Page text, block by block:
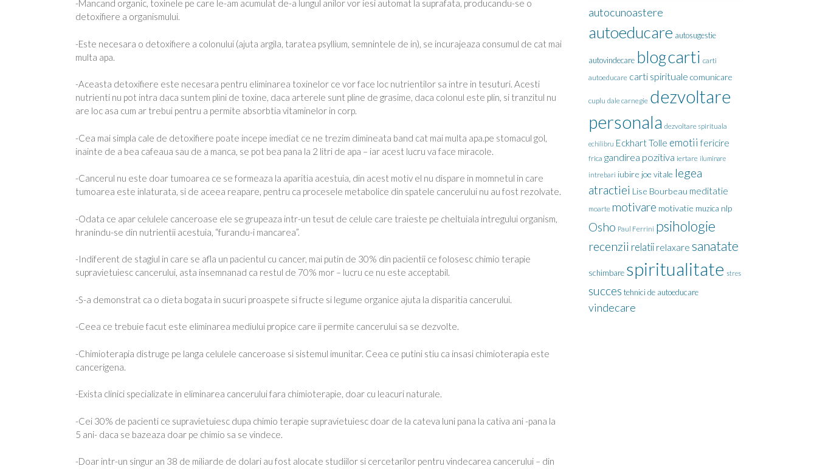
-Mancand organic, toxinele pe care le-am acumulat de-a lungul anilor vor iesi automat la suprafata, producandu-se o
detoxifiere a organismului.
-Este necesara o detoxifiere a colonului (ajuta argila, taratea psyllium, semnintele de in), se incurajeaza consumul de cat mai
multa apa.
-Aceasta detoxifiere este necesara pentru eliminarea toxinelor ce vor face loc nutrientilor sa intre in tesuturi. Acesti
nutrienti nu pot intra daca suntem plini de toxine, daca arterele sunt pline de grasime, daca colonul este plin, si tranzitul nu
are loc asa cum ar trebui pentru a permite absorbtia vitaminelor in corp.
-Cea mai simpla cale de detoxifiere poate incepe imediat ce ne trezim dimineata band cat mai multa apa.pe stomacul gol,
inainte de a bea cafeaua sau de a manca, se pot bea pana la 2 litri de apa – iar acest lucru va face miracole.
-Cancerul nu este doar tumoarea ce se formeaza la aparitia acestuia, din acest motiv el nu dispare in momnetul in care
tumoarea este inlaturata, si de aceea reapare, pentru ca procesele metabolice din spatele cancerului nu au fost rezolvate.
-Odata ce apar celulele canceroase ele se grupeaza intr-un tesut de celule care traieste pe cheltuiala intregului organism,
hranindu-se din nutrientii acestuia, “furandu-i mancarea”.
-Indiferent de stagiul in care se afla un pacientul cu cancer, mai putin de 30% din pacientii ce folosesc chimio terapie
supravietuiesc cancerului, asta insemnanad ca restul de 70% mor – lucru ce nu este acceptabil.
-S-a demonstrat ca o dieta bogata in sucuri proaspete si fructe si legume organice ajuta la disparitia cancerului.
-Ceea ce trebuie facut este eliminarea mediului propice care ii permite cancerului sa se dezvolte.
-Chimioterapia distruge pe langa celulele canceroase si sistemul imunitar. Ceea ce putini stiu ca insasi chimioterapia este
cancerigena.
-Exista clinici specializate in eliminarea cancerului fara chimioterapie, doar cu leacuri naturale.
-Cei 30% de pacienti ce supravietuiesc dupa chimio terapie supravietuiesc doar de la cateva luni pana la cativa ani -pana la
5 ani- daca se bazeaza doar pe chimio sa se vindece.
-Doar intr-un singur an 38 de miliarde de dolari au fost alocate studiilor si cercetarilor pentru vindecarea cancerului – din
autocunoastere
autoeducare autosugestie
autovindecare blogcarti carti
autoeducare carti spirituale comunicare
cuplu dale carnegie dezvoltare
personala dezvoltare spirituala
echilibru Eckhart Tolle emotii fericire
frica gandirea pozitiva iertare iluminare
intrebari iubire joe vitale legea
atractiei Lise Bourbeau meditatie
moarte motivare motivatie muzica nlp
Osho Paul Ferrini psihologie
recenzii relatii relaxare sanatate
schimbare spiritualitate stres
succes tehnici de autoeducare
vindecare